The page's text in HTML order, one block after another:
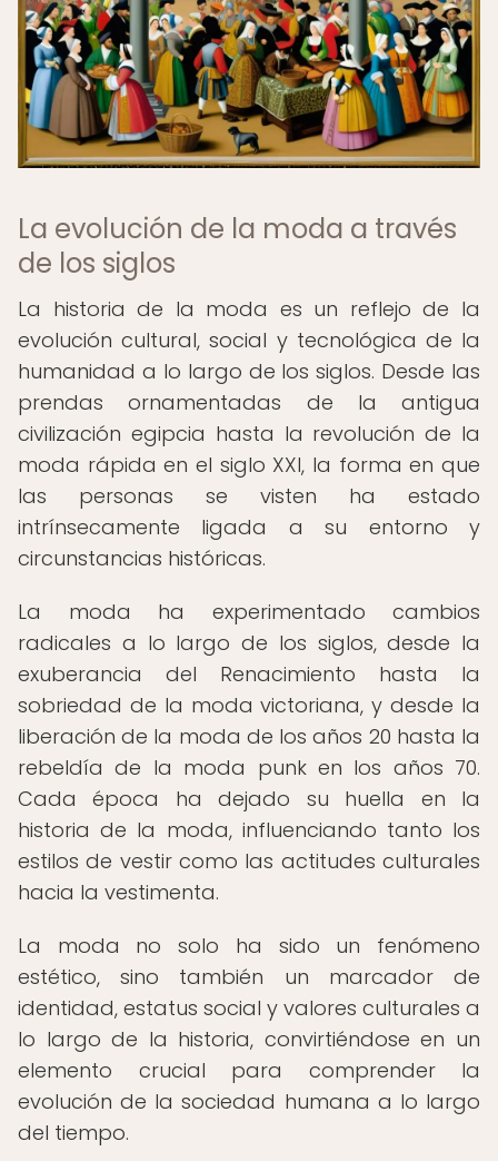
La evolución de la moda a través
de los siglos
La historia de la moda es un reflejo de la
evolución cultural, social y tecnológica de la
humanidad a lo largo de los siglos. Desde las
prendas ornamentadas de la antigua
civilización egipcia hasta la revolución de la
moda rápida en el siglo XXI, la forma en que
las personas se visten ha estado
intrínsecamente ligada a su entorno y
circunstancias históricas.
La moda ha experimentado cambios
radicales a lo largo de los siglos, desde la
exuberancia del Renacimiento hasta la
sobriedad de la moda victoriana, y desde la
liberación de la moda de los años 20 hasta la
rebeldía de la moda punk en los años 70.
Cada época ha dejado su huella en la
historia de la moda, influenciando tanto los
estilos de vestir como las actitudes culturales
hacia la vestimenta.
La moda no solo ha sido un fenómeno
estético, sino también un marcador de
identidad, estatus social y valores culturales a
lo largo de la historia, convirtiéndose en un
elemento crucial para comprender la
evolución de la sociedad humana a lo largo
del tiempo.